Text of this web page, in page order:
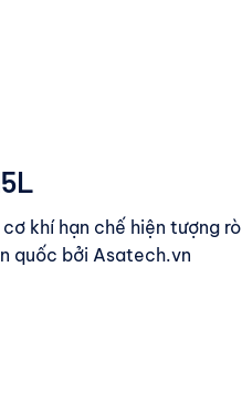
khí hạn chế hiện tượng rò
quốc bởi Asatech.vn